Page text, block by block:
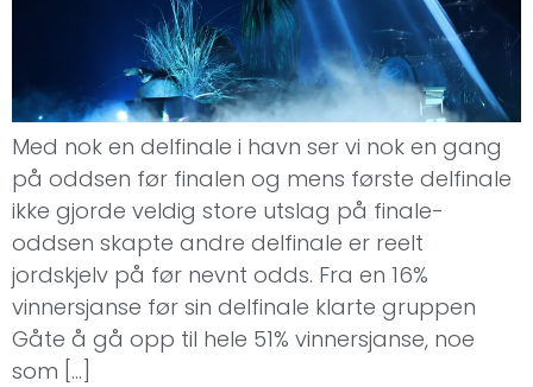
Med nok en delfinale i havn ser vi nok en gang
på oddsen før finalen og mens første delfinale
ikke gjorde veldig store utslag på finale-
oddsen skapte andre delfinale er reelt
jordskjelv på før nevnt odds. Fra en 16%
vinnersjanse før sin delfinale klarte gruppen
Gåte å gå opp til hele 51% vinnersjanse, noe
som […]